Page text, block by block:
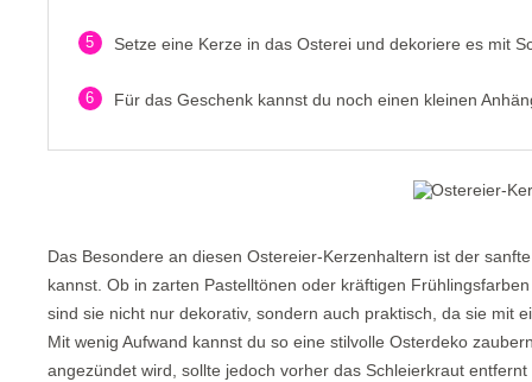
5 Setze eine Kerze in das Osterei und dekoriere es mit
6 Für das Geschenk kannst du noch einen kleinen
Das Besondere an diesen Ostereier-Kerzenhaltern ist der
kannst. Ob in zarten Pastelltönen oder kräftigen
sind sie nicht nur dekorativ, sondern auch praktisch, da sie mit
Mit wenig Aufwand kannst du so eine stilvolle Osterdeko
angezündet wird, sollte jedoch vorher das Schleierkraut entfernt